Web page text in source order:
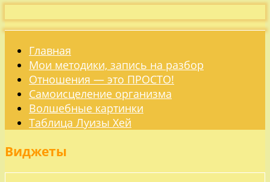
Главная
Мои методики, запись на разбор
Отношения — это ПРОСТО!
Самоисцеление организма
Волшебные картинки
Таблица Луизы Хей
Виджеты